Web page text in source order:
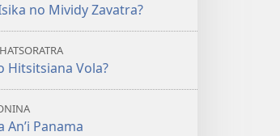
no Mividy Zavatra?
Hitsitsiana Vola?
An’i Panama